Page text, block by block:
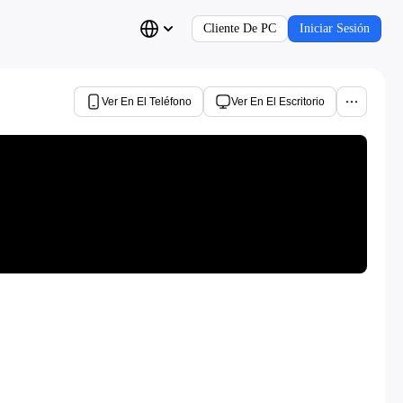
Cliente De PC Iniciar Sesión
Ver En El Teléfono Ver En El Escritorio